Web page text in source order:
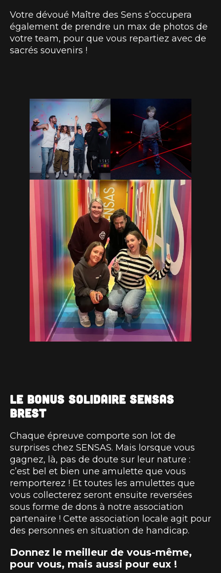
Votre dévoué Maître des Sens s’occupera
également de prendre un max de photos de
votre team, pour que vous repartiez avec de
sacrés souvenirs !
Le Bonus solidaire SENSAS
Brest
Chaque épreuve comporte son lot de
surprises chez SENSAS. Mais lorsque vous
gagnez, là, pas de doute sur leur nature :
c’est bel et bien une amulette que vous
remporterez ! Et toutes les amulettes que
vous collecterez seront ensuite reversées
sous forme de dons à notre association
partenaire ! Cette association locale agit pour
des personnes en situation de handicap.
Donnez le meilleur de vous-même,
pour vous, mais aussi pour eux !